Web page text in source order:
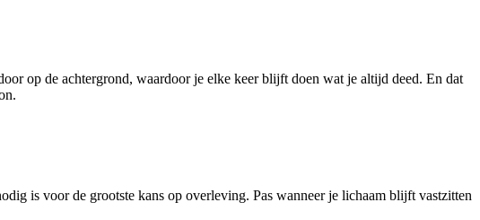
op de achtergrond, waardoor je elke keer blijft doen wat je altijd deed. En dat
is voor de grootste kans op overleving. Pas wanneer je lichaam blijft vastzitten